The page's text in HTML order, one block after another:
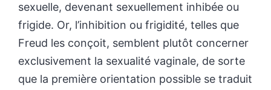
sexuelle, devenant sexuellement inhibée ou
frigide. Or, l’inhibition ou frigidité, telles que
Freud les conçoit, semblent plutôt concerner
exclusivement la sexualité vaginale, de sorte
que la première orientation possible se traduit